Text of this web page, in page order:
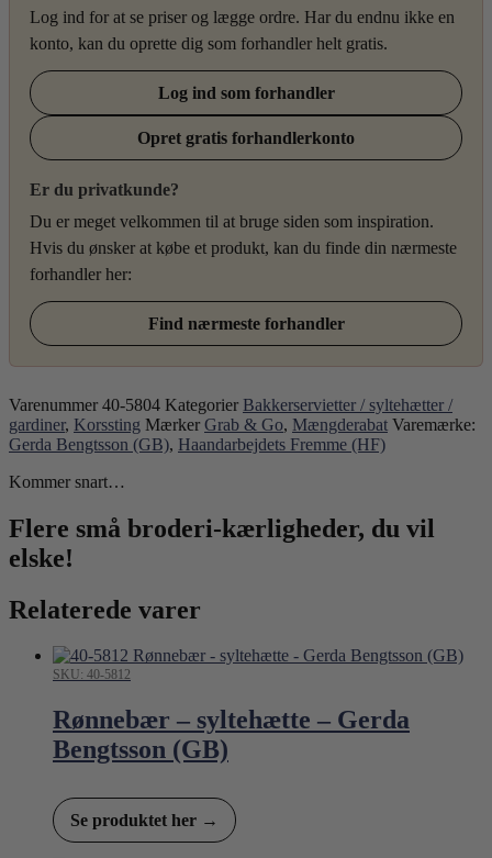
Log ind for at se priser og lægge ordre. Har du endnu ikke en
konto, kan du oprette dig som forhandler helt gratis.
Log ind som forhandler
Opret gratis forhandlerkonto
Er du privatkunde?
Du er meget velkommen til at bruge siden som inspiration.
Hvis du ønsker at købe et produkt, kan du finde din nærmeste
forhandler her:
Find nærmeste forhandler
Varenummer 40-5804 Kategorier Bakkerservietter / syltehætter /
gardiner, Korssting Mærker Grab & Go, Mængderabat Varemærke:
Gerda Bengtsson (GB), Haandarbejdets Fremme (HF)
Kommer snart…
Flere små broderi-kærligheder, du vil
elske!
Relaterede varer
SKU: 40-5812
Rønnebær – syltehætte – Gerda
Bengtsson (GB)
Se produktet her →